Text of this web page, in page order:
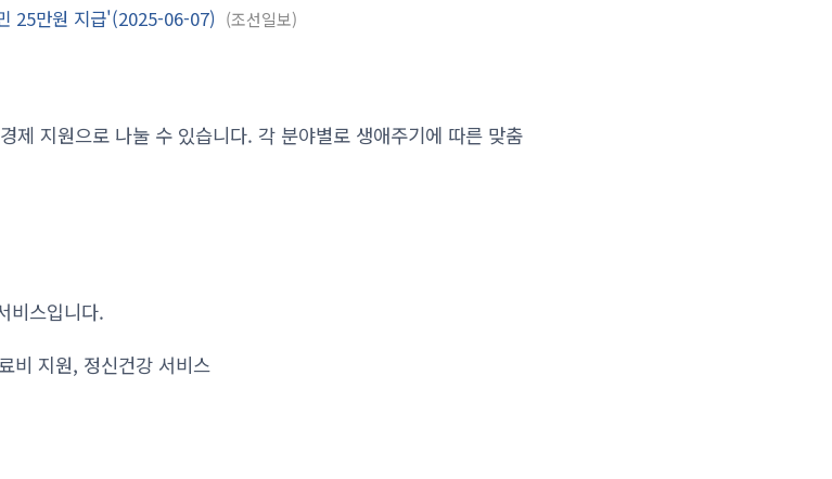
25만원 지급'(2025-06-07) 조선일보
제 지원으로 나눌 수 있습니다. 각 분야별로 생애주기에 따른 맞춤
비스입니다.
비 지원, 정신건강 서비스